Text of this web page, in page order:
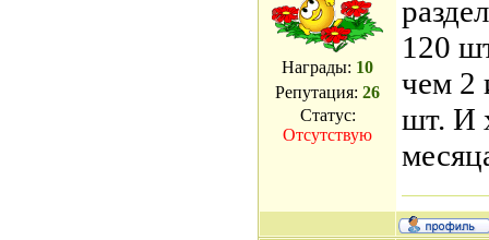
Награды: 10
Репутация: 26
Статус:
Отсутствую
120
чем 2
шт. И